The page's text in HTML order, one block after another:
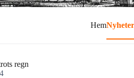
HemNyheter
regn